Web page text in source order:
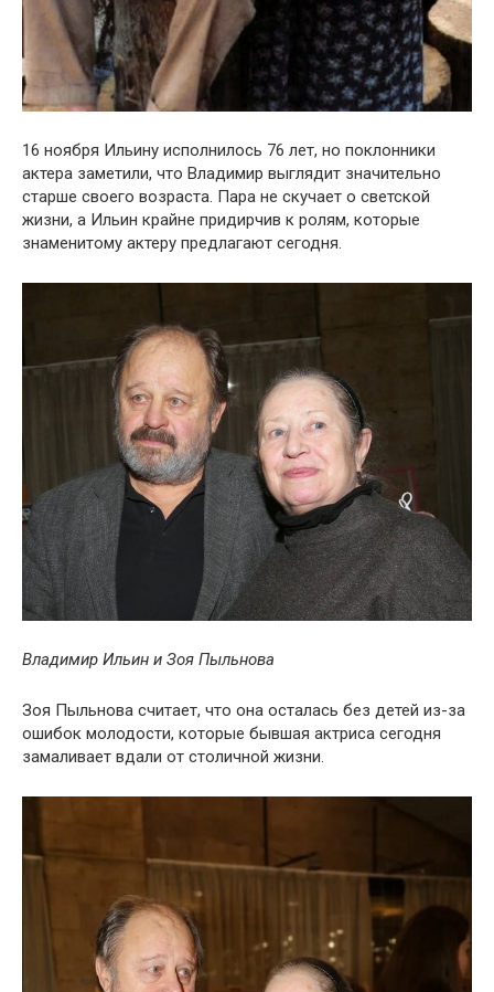
16 ноября Ильину исполнилось 76 лет, но поклонники
актера заметили, что Владимир выглядит значительно
старше своего возраста. Пара не скучает о светской
жизни, а Ильин крайне придирчив к ролям, которые
знаменитому актеру предлагают сегодня.
Владимир Ильин и Зоя Пыльнова
Зоя Пыльнова считает, что она осталась без детей из-за
ошибок молодости, которые бывшая актриса сегодня
замаливает вдали от столичной жизни.